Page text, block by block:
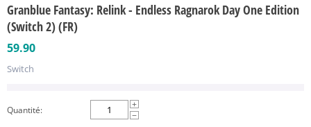
Granblue Fantasy: Relink - Endless Ragnarok Day One Edition
(Switch 2) (FR)
59.90
Switch
Quantité:
+
−